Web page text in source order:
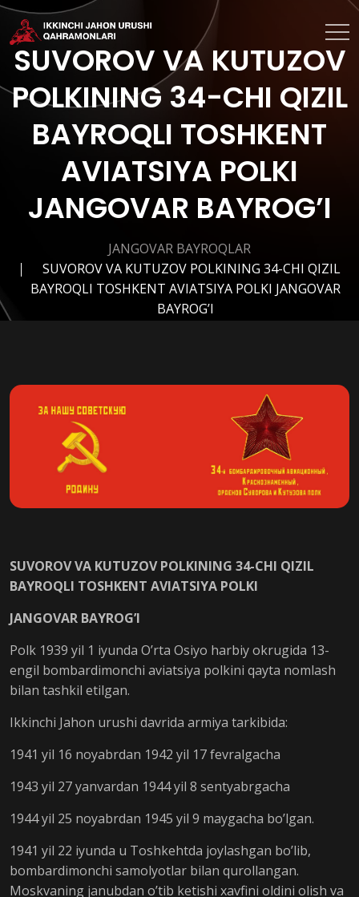
SUVOROV VA KUTUZOV
POLKINING 34-CHI QIZIL
BAYROQLI TOSHKENT
AVIATSIYA POLKI
JANGOVAR BAYROG’I
JANGOVAR BAYROQLAR
SUVOROV VA KUTUZOV POLKINING 34-CHI QIZIL
BAYROQLI TOSHKENT AVIATSIYA POLKI JANGOVAR
BAYROG’I
SUVOROV VA KUTUZOV POLKINING 34-CHI QIZIL
BAYROQLI TOSHKENT AVIATSIYA POLKI
JANGOVAR BAYROG’I
Polk 1939 yil 1 iyunda O’rta Osiyo harbiy okrugida 13-
engil bombardimonchi aviatsiya polkini qayta nomlash
bilan tashkil etilgan.
Ikkinchi Jahon urushi davrida armiya tarkibida:
1941 yil 16 noyabrdan 1942 yil 17 fevralgacha
1943 yil 27 yanvardan 1944 yil 8 sentyabrgacha
1944 yil 25 noyabrdan 1945 yil 9 maygacha bo’lgan.
1941 yil 22 iyunda u Toshkehtda joylashgan bo’lib,
bombardimonchi samolyotlar bilan qurollangan.
Moskvaning janubdan o’tib ketishi xavfini oldini olish va